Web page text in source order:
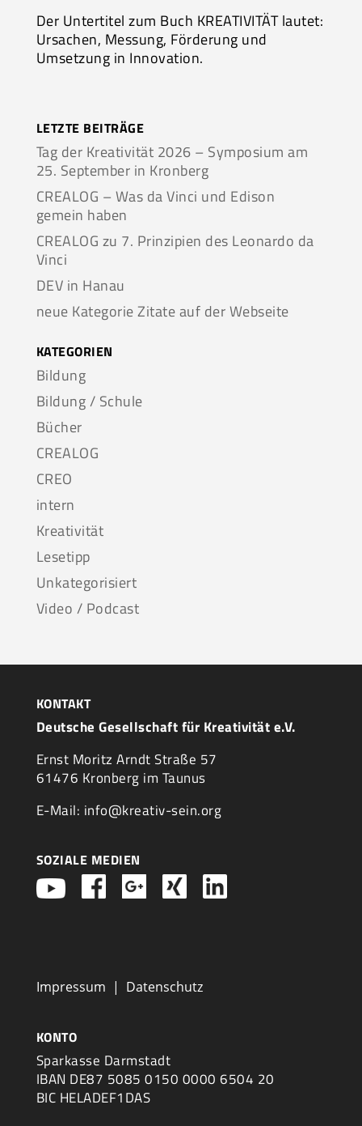
Der Untertitel zum Buch KREATIVITÄT lautet:
Ursachen, Messung, Förderung und
Umsetzung in Innovation.
LETZTE BEITRÄGE
Tag der Kreativität 2026 – Symposium am
25. September in Kronberg
CREALOG – Was da Vinci und Edison
gemein haben
CREALOG zu 7. Prinzipien des Leonardo da
Vinci
DEV in Hanau
neue Kategorie Zitate auf der Webseite
KATEGORIEN
Bildung
Bildung / Schule
Bücher
CREALOG
CREO
intern
Kreativität
Lesetipp
Unkategorisiert
Video / Podcast
KONTAKT
Deutsche Gesellschaft für Kreativität e.V.
Ernst Moritz Arndt Straße 57
61476 Kronberg im Taunus
E-Mail: info@kreativ-sein.org
SOZIALE MEDIEN
Impressum | Datenschutz
KONTO
Sparkasse Darmstadt
IBAN DE87 5085 0150 0000 6504 20
BIC HELADEF1DAS